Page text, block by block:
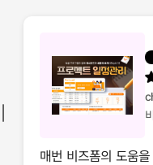
매번 비즈폼의 도움